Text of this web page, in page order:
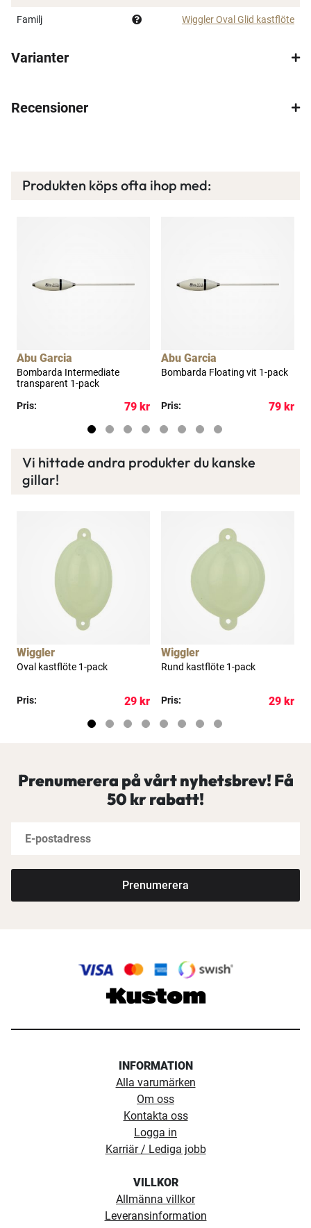
varje månad och mycket mer. Spara tusenlappar
Familj Wiggler Oval Glid kastflöte
Varianter
Recensioner
Produkten köps ofta ihop med:
Abu Garcia
Bombarda Intermediate
transparent 1-pack
Pris:
79 kr
Abu Garcia
Bombarda Floating vit 1-pack
Pris: 79 kr
Vi hittade andra produkter du kanske
gillar!
Wiggler
Oval kastflöte 1-pack
Pris: 29 kr
Wiggler
Rund kastflöte 1-pack
Pris: 29 kr
Prenumerera på vårt nyhetsbrev! Få
50 kr rabatt!
Prenumerera
INFORMATION
Alla varumärken
Om oss
Kontakta oss
Logga in
Karriär / Lediga jobb
VILLKOR
Allmänna villkor
Leveransinformation